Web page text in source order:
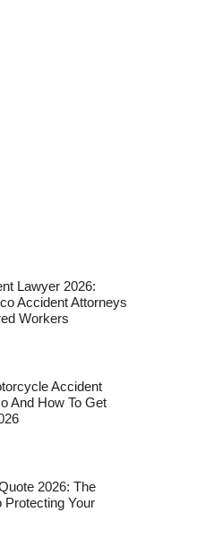
Lawyer 2026:
Accident Attorneys
Workers
Accident
And How To Get
2026: The
Protecting Your